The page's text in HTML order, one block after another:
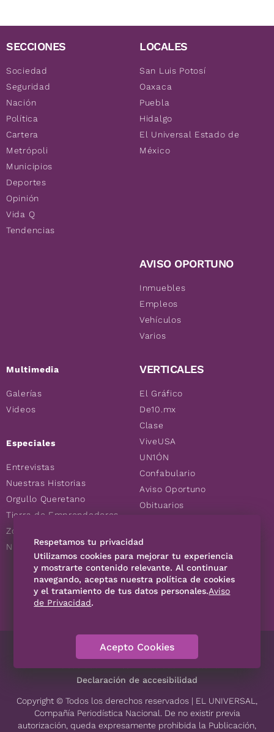
SECCIONES
Sociedad
Seguridad
Nación
Política
Cartera
Metrópoli
Municipios
Deportes
Opinión
Vida Q
Tendencias
Multimedia
Galerías
Videos
Especiales
Entrevistas
Nuestras Historias
Orgullo Queretano
Tierra de Emprendedores
Zoociales
Nuevos Queretanos
LOCALES
San Luis Potosí
Oaxaca
Puebla
Hidalgo
El Universal Estado de
México
AVISO OPORTUNO
Inmuebles
Empleos
Vehículos
Varios
VERTICALES
El Gráfico
De10.mx
Clase
ViveUSA
UN1ÓN
Confabulario
Aviso Oportuno
Obituarios
Consultas
SÍGUENOS
Contáctanos Código de Ética
Declaración de accesibilidad
Copyright © Todos los derechos reservados | EL UNIVERSAL,
Compañía Periodística Nacional. De no existir previa
autorización, queda expresamente prohibida la Publicación,
Respetamos tu privacidad
Utilizamos cookies para mejorar tu experiencia
y mostrarte contenido relevante. Al continuar
navegando, aceptas nuestra política de cookies
y el tratamiento de tus datos personales.Aviso
de Privacidad.
Acepto Cookies